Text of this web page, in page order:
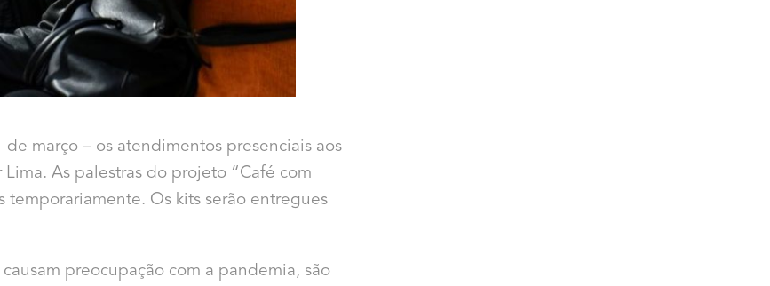
março – os atendimentos presenciais aos
As palestras do projeto “Café com
temporariamente. Os kits serão entregues
preocupação com a pandemia, são